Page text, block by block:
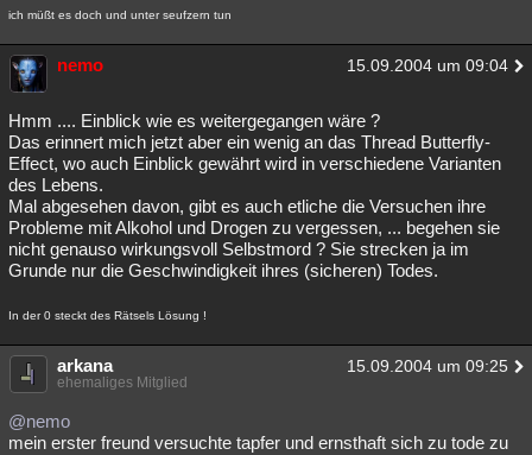
ich müßt es doch und unter seufzern tun
nemo 15.09.2004 um 09:04
Hmm .... Einblick wie es weitergegangen wäre ?
Das erinnert mich jetzt aber ein wenig an das Thread Butterfly-
Effect, wo auch Einblick gewährt wird in verschiedene Varianten
des Lebens.
Mal abgesehen davon, gibt es auch etliche die Versuchen ihre
Probleme mit Alkohol und Drogen zu vergessen, ... begehen sie
nicht genauso wirkungsvoll Selbstmord ? Sie strecken ja im
Grunde nur die Geschwindigkeit ihres (sicheren) Todes.
In der 0 steckt des Rätsels Lösung !
arkana 15.09.2004 um 09:25
ehemaliges Mitglied
@nemo
mein erster freund versuchte tapfer und ernsthaft sich zu tode zu